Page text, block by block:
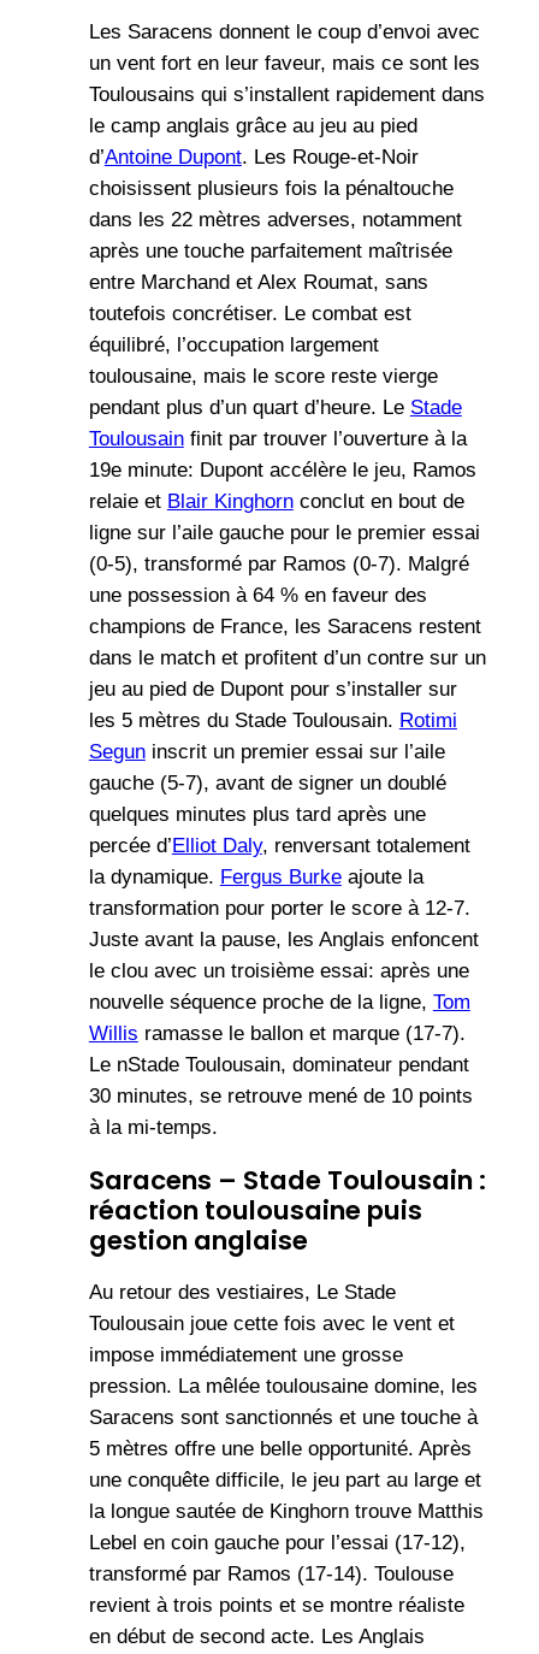
Les Saracens donnent le coup d’envoi avec
un vent fort en leur faveur, mais ce sont les
Toulousains qui s’installent rapidement dans
le camp anglais grâce au jeu au pied
d’Antoine Dupont. Les Rouge-et-Noir
choisissent plusieurs fois la pénaltouche
dans les 22 mètres adverses, notamment
après une touche parfaitement maîtrisée
entre Marchand et Alex Roumat, sans
toutefois concrétiser. Le combat est
équilibré, l’occupation largement
toulousaine, mais le score reste vierge
pendant plus d’un quart d’heure. Le Stade
Toulousainfinit par trouver l’ouverture à la
19e minute: Dupont accélère le jeu, Ramos
relaie et Blair Kinghornconclut en bout de
ligne sur l’aile gauche pour le premier essai
(0-5), transformé par Ramos (0-7). Malgré
une possession à 64 % en faveur des
champions de France, les Saracens restent
dans le match et profitent d’un contre sur un
jeu au pied de Dupont pour s’installer sur
les 5 mètres du Stade Toulousain. Rotimi
Seguninscrit un premier essai sur l’aile
gauche (5-7), avant de signer un doublé
quelques minutes plus tard après une
percée d’Elliot Daly, renversant totalement
la dynamique. Fergus Burkeajoute la
transformation pour porter le score à 12-7.
Juste avant la pause, les Anglais enfoncent
le clou avec un troisième essai: après une
nouvelle séquence proche de la ligne, Tom
Willis ramasse le ballon et marque (17-7).
Le nStade Toulousain, dominateur pendant
30 minutes, se retrouve mené de 10 points
à la mi-temps.
Saracens – Stade Toulousain :
réaction toulousaine puis
gestion anglaise
Au retour des vestiaires, Le Stade
Toulousain joue cette fois avec le vent et
impose immédiatement une grosse
pression. La mêlée toulousaine domine, les
Saracens sont sanctionnés et une touche à
5 mètres offre une belle opportunité. Après
une conquête difficile, le jeu part au large et
la longue sautée de Kinghorn trouve Matthis
Lebel en coin gauche pour l’essai (17-12),
transformé par Ramos (17-14). Toulouse
revient à trois points et se montre réaliste
en début de second acte. Les Anglais